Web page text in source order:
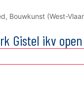
Bouwkunst (West-
Gistel ikv